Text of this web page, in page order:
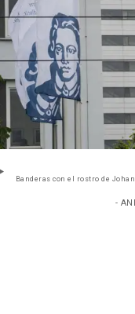
Banderas con el rostro de
-